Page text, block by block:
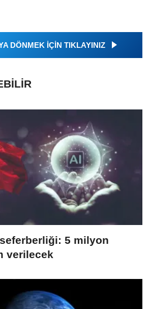
DÖNMEK İÇİN TIKLAYINIZ
5 milyon
verilecek